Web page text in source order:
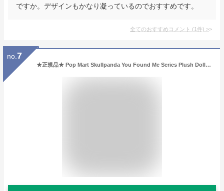
ですか。デザインもかなり凝っているのでおすすめです。
全てのおすすめコメント (1件) >
no. 7
★正規品★ Pop Mart Skullpanda You Found Me Series Plush Doll Pendant Chomp (開封商品) ポップマート スカルパンダ ユーファウンドミーシリーズ ぬいぐるみ ドールペンダント チョンプ 開封済み 可愛い コレクション キャラクターグッズ